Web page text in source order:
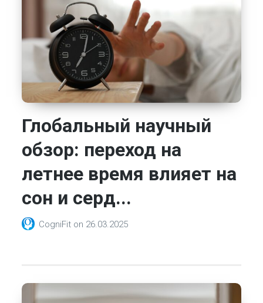
Глобальный научный
обзор: переход на
летнее время влияет на
сон и серд...
CogniFit on 26.03.2025